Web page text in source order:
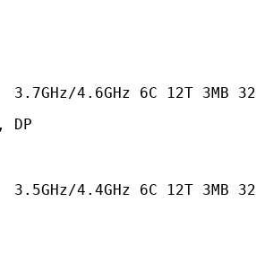
3.7GHz/4.6GHz 6C 12T 3MB
DP
3.5GHz/4.4GHz 6C 12T 3MB